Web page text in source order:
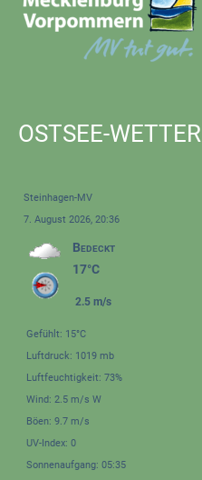
OSTSEE-WETTER
Steinhagen-MV
7. August 2026, 20:36
Bedeckt
17°C
2.5 m/s
Gefühlt: 15°C
Luftdruck: 1019 mb
Luftfeuchtigkeit: 73%
Wind: 2.5 m/s W
Böen: 9.7 m/s
UV-Index: 0
Sonnenaufgang: 05:35